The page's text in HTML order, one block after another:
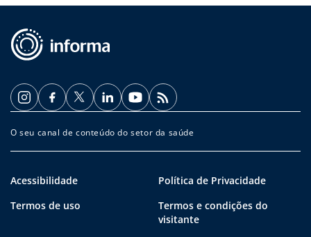
O seu canal de conteúdo do setor da saúde
Acessibilidade
Política de Privacidade
Termos de uso
Termos e condições do
visitante